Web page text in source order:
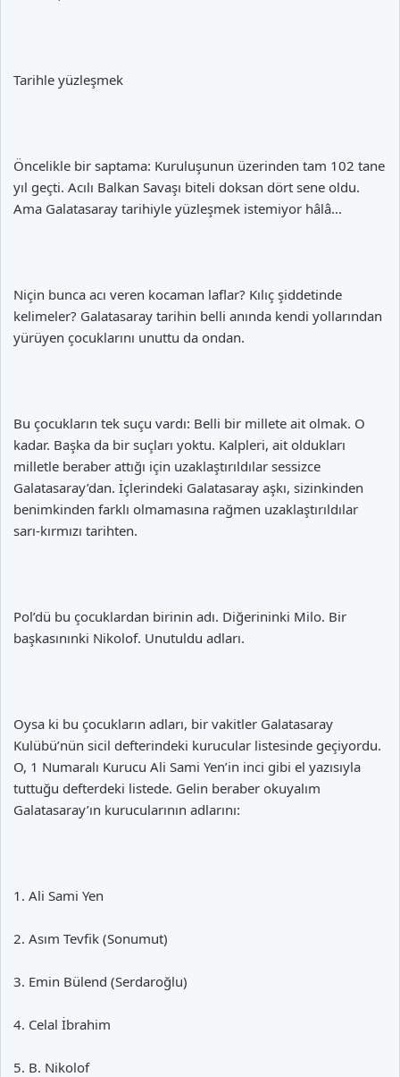
Tarihle yüzleşmek
Öncelikle bir saptama: Kuruluşunun üzerinden tam 102 tane
yıl geçti. Acılı Balkan Savaşı biteli doksan dört sene oldu.
Ama Galatasaray tarihiyle yüzleşmek istemiyor hâlâ…
Niçin bunca acı veren kocaman laflar? Kılıç şiddetinde
kelimeler? Galatasaray tarihin belli anında kendi yollarından
yürüyen çocuklarını unuttu da ondan.
Bu çocukların tek suçu vardı: Belli bir millete ait olmak. O
kadar. Başka da bir suçları yoktu. Kalpleri, ait oldukları
milletle beraber attığı için uzaklaştırıldılar sessizce
Galatasaray’dan. İçlerindeki Galatasaray aşkı, sizinkinden
benimkinden farklı olmamasına rağmen uzaklaştırıldılar
sarı-kırmızı tarihten.
Pol’dü bu çocuklardan birinin adı. Diğerininki Milo. Bir
başkasınınki Nikolof. Unutuldu adları.
Oysa ki bu çocukların adları, bir vakitler Galatasaray
Kulübü’nün sicil defterindeki kurucular listesinde geçiyordu.
O, 1 Numaralı Kurucu Ali Sami Yen’in inci gibi el yazısıyla
tuttuğu defterdeki listede. Gelin beraber okuyalım
Galatasaray’ın kurucularının adlarını:
1. Ali Sami Yen
2. Asım Tevfik (Sonumut)
3. Emin Bülend (Serdaroğlu)
4. Celal İbrahim
5. B. Nikolof